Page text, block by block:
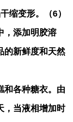
缩变形。（6）
，添加明胶溶
的新鲜度和天然
和各种糖衣。由
，当液相增加时